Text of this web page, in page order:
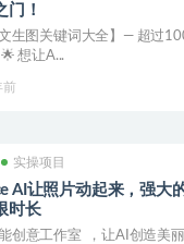
门！
生图关键词大全】— 超过
想让A...
实操项目
AI让照片动起来，强大
时长
创意工作室 ，让AI创造美